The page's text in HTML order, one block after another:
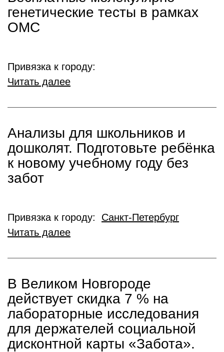
генетические тесты в рамках
ОМС
Привязка к городу:
Читать далее
Анализы для школьников и
дошколят. Подготовьте ребёнка
к новому учебному году без
забот
Привязка к городу: Санкт-Петербург
Читать далее
В Великом Новгороде
действует скидка 7 % на
лабораторные исследования
для держателей социальной
дисконтной карты «Забота».